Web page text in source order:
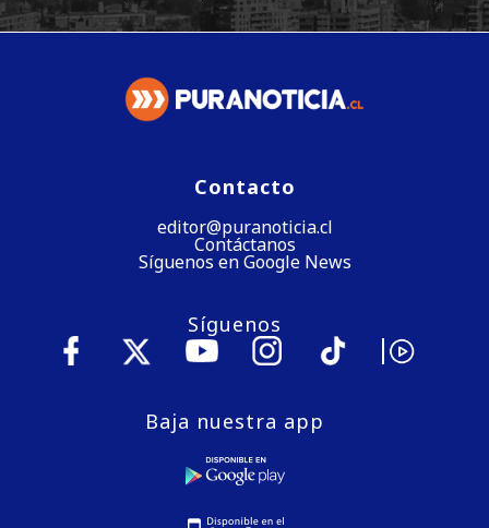
Contacto
editor@puranoticia.cl
Contáctanos
Síguenos en Google News
Síguenos
Baja nuestra app